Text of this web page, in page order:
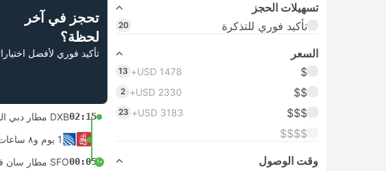
تسهيلات الحجز
تأكيد فوري للتذكرة
20
السعر
$
USD 1478+
13
$$
USD 2330+
2
$$$
USD 3183+
23
$$$$
وقت الوصول
تحجز في آخر
لحظة؟
تأكيد فوري لأفضل
02:15DXB مطار دبي الدولي
+1
00:05SFO مطار سان فرانسيسكو